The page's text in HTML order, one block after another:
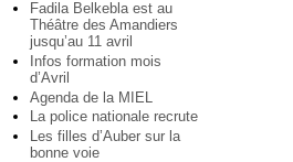
Fadila Belkebla est au
Théâtre des Amandiers
jusqu’au 11 avril
Infos formation mois
d’Avril
Agenda de la MIEL
La police nationale recrute
Les filles d’Auber sur la
bonne voie